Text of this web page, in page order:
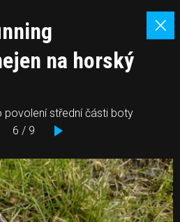
na horský
povolení střední části boty
6 / 9